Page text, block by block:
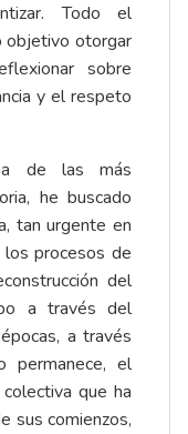
Todo el
objetivo otorgar
sobre
y el respeto
de las más
he buscado
tan urgente en
los procesos de
del
a través del
a través
permanece, el
que ha
sus comienzos,